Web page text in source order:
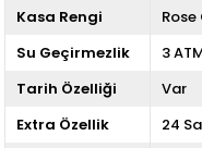
Kasa Rengi
Su Geçirmezlik
3
Tarih Özelliği
Var
Extra Özellik
24